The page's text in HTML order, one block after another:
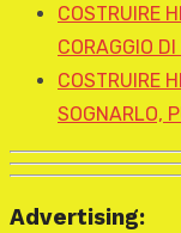
COSTRUIRE
CORAGGIO
COSTRUIRE
SOGNARLO,
Advertising: